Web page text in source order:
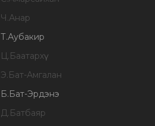
Ч.Анар
Т.Аубакир
Ц.Баатархүү
Э.Бат-Амгалан
Б.Бат-Эрдэнэ
Д.Батбаяр